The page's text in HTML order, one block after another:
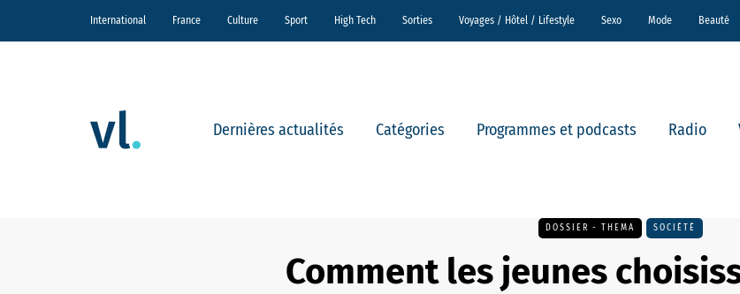
International France Culture Sport High Tech Sorties Voyages / Hôtel / Lifestyle Sexo Mode Beauté
Dernières actualités Catégories Programmes et podcasts Radio
DOSSIER - THEMA SOCIÉTÉ
Comment les jeunes